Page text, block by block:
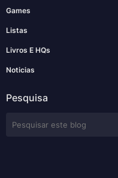
Games
Listas
Livros E HQs
Noticias
Pesquisa